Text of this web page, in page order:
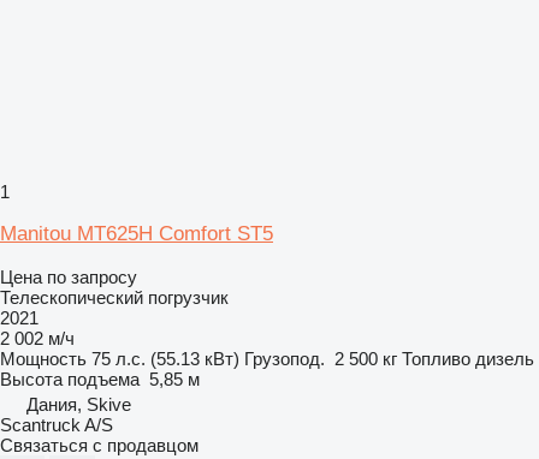
1
Manitou MT625H Comfort ST5
Цена по запросу
Телескопический погрузчик
2021
2 002 м/ч
Мощность 75 л.с. (55.13 кВт) Грузопод. 2 500 кг Топливо дизель
Высота подъема 5,85 м
Дания, Skive
Scantruck A/S
Связаться с продавцом